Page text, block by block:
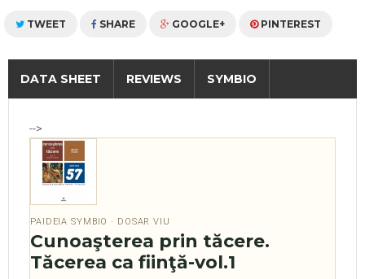
TWEET SHARE GOOGLE+ PINTEREST
DATA SHEET REVIEWS SYMBIO
-->
PAIDEIA SYMBIO · DOSAR VIU
Cunoaşterea prin tăcere.
Tăcerea ca fiinţă-vol.1